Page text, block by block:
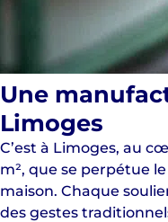
Une
Limoges
C’est à Limoges, au
m², que se perpétue le
maison. Chaque
des gestes